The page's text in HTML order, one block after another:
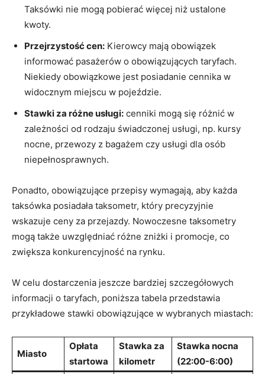
Taksówki nie mogą pobierać więcej niż ustalone
kwoty.
Przejrzystość cen: Kierowcy mają obowiązek
informować pasażerów o obowiązujących taryfach.
Niekiedy obowiązkowe jest posiadanie cennika w
widocznym miejscu w pojeździe.
Stawki za różne usługi: cenniki mogą się różnić w
zależności od rodzaju świadczonej usługi, np. kursy
nocne, przewozy z bagażem czy usługi dla osób
niepełnosprawnych.
Ponadto, obowiązujące przepisy wymagają, aby każda
taksówka posiadała taksometr, który precyzyjnie
wskazuje ceny za przejazdy. Nowoczesne taksometry
mogą także uwzględniać różne zniżki i promocje, co
zwiększa konkurencyjność na rynku.
W celu dostarczenia jeszcze bardziej szczegółowych
informacji o taryfach, poniższa tabela przedstawia
przykładowe stawki obowiązujące w wybranych miastach:
Miasto
Opłata
startowa
Stawka za
kilometr
Stawka nocna
(22:00-6:00)